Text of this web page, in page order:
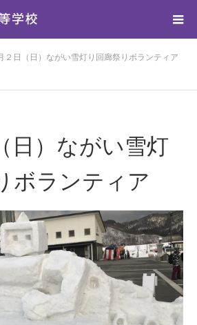
２日（日）ながい雪灯り回廊祭りボランティア
日）ながい雪灯
ボランティア